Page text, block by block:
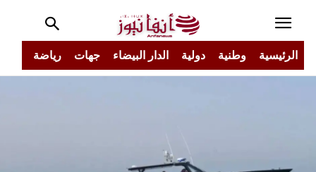
الرئيسية وطنية دولية الدار البيضاء جهات رياضة